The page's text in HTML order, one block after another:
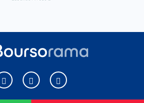
Boursorama sur Facebook
Boursorama sur XBoursorama sur